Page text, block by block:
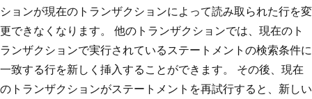
ションが現在のトランザクションによって読み取られた行を変
更できなくなります。 他のトランザクションでは、現在のト
ランザクションで実行されているステートメントの検索条件に
一致する行を新しく挿入することができます。 その後、現在
のトランザクションがステートメントを再試行すると、新しい